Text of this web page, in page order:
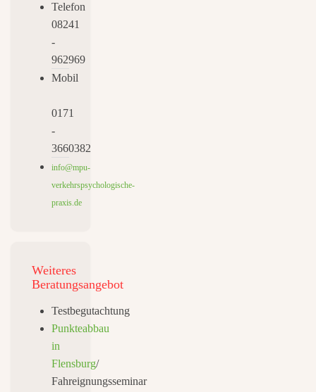
Telefon
08241
-
962969
Mobil
0171
-
3660382
info@mpu-
verkehrspsychologische-
praxis.de
Weiteres
Beratungsangebot
Testbegutachtung
Punkteabbau
in
Flensburg/
Fahreignungsseminar